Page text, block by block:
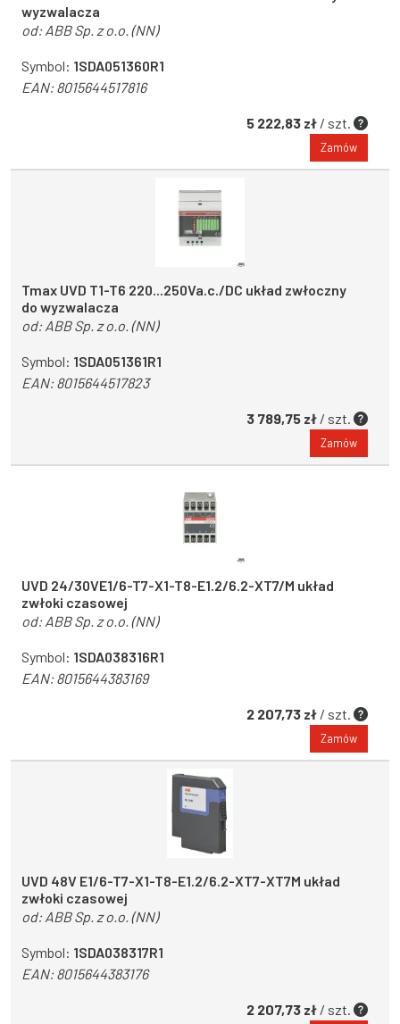
wyzwalacza
od: ABB Sp. z o.o. (NN)
Symbol: 1SDA051360R1
EAN:8015644517816
5 222,83 zł / szt.
Zamów
Tmax UVD T1-T6 220...250Va.c./DC układ zwłoczny
do wyzwalacza
od: ABB Sp. z o.o. (NN)
Symbol: 1SDA051361R1
EAN:8015644517823
3 789,75 zł / szt.
Zamów
UVD 24/30VE1/6-T7-X1-T8-E1.2/6.2-XT7/M układ
zwłoki czasowej
od: ABB Sp. z o.o. (NN)
Symbol: 1SDA038316R1
EAN:8015644383169
2 207,73 zł / szt.
Zamów
UVD 48V E1/6-T7-X1-T8-E1.2/6.2-XT7-XT7M układ
zwłoki czasowej
od: ABB Sp. z o.o. (NN)
Symbol: 1SDA038317R1
EAN:8015644383176
2 207,73 zł / szt.